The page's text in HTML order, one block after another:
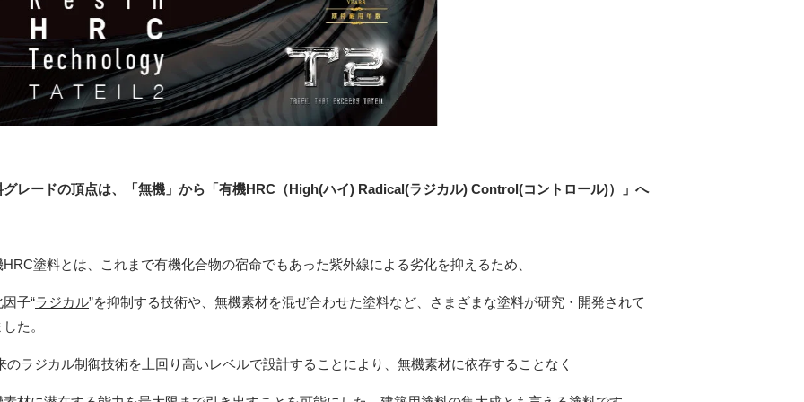
グレードの頂点は、「無機」から「有機HRC （High(ハイ) Radical(ラジカル) Control(コントロール)）」へ
HRC塗料とは、これまで有機化合物の宿命でもあった紫外線による劣化を抑えるため、
子“ラジカル”を抑制する技術や、無機素材を混ぜ合わせた塗料など、さまざまな塗料が研究・開発されて
た。
のラジカル制御技術を上回り高いレベルで設計することにより、無機素材に依存することなく